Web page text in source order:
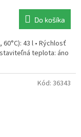
Do košíka
43 l • Rýchlosť
teplota: áno
Kód: 36343